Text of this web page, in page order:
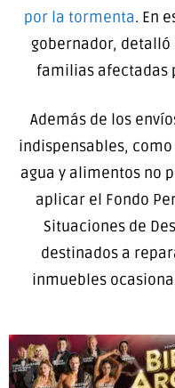
por la tormenta. En
gobernador,
familias afectadas
Además de los
indispensables,
agua y alimentos no
aplicar el Fondo
Situaciones de
destinados a
inmuebles